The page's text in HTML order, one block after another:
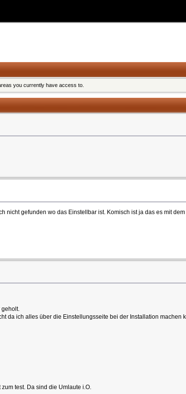
you currently have access to.
gefunden wo das Einstellbar ist. Komisch ist ja das es mit
geholt.
da ich alles über die Einstellungsseite bei der Installation
test. Da sind die Umlaute i.O.